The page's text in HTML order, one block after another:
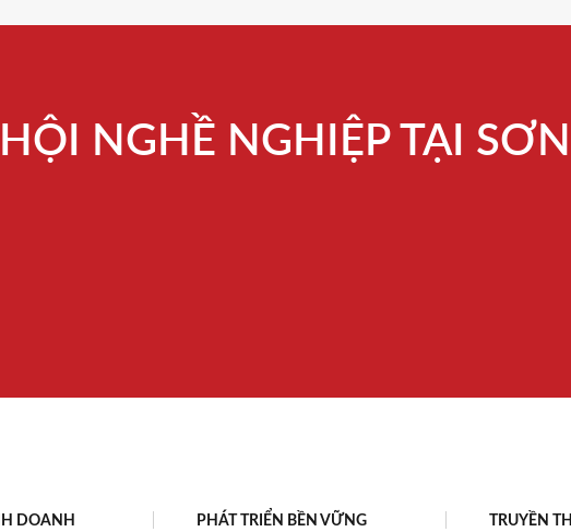
NGHỀ NGHIỆP TẠI
DOANH PHÁT TRIỂN BỀN VỮNG TRUYỀN